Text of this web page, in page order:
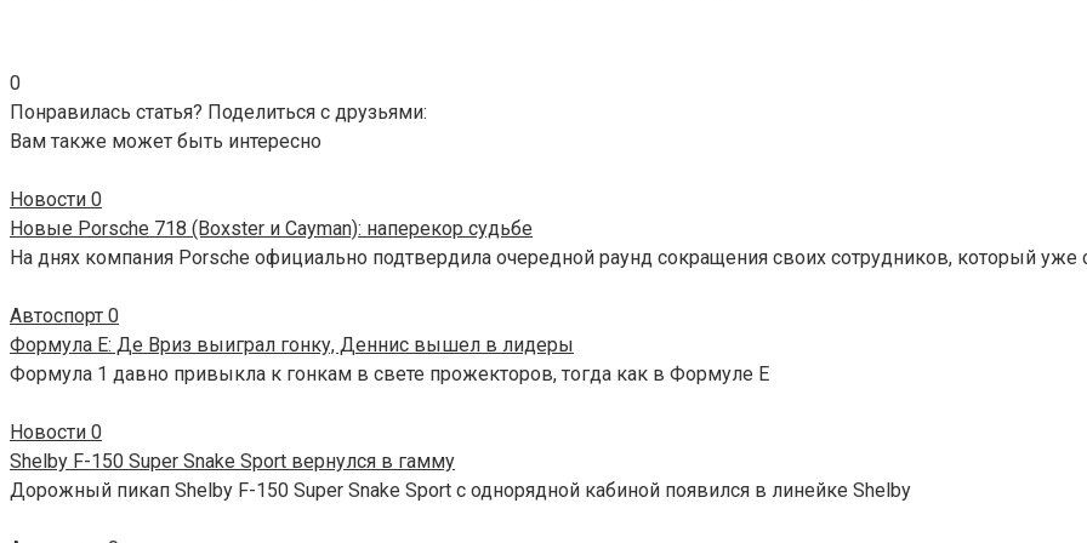
0
Понравилась статья? Поделиться с друзьями:
Вам также может быть интересно
Новости 0
Новые Porsche 718 (Boxster и Cayman): наперекор судьбе
На днях компания Porsche официально подтвердила очередной раунд сокращения своих сотрудников, который уже
Автоспорт 0
Формула E: Де Вриз выиграл гонку, Деннис вышел в лидеры
Формула 1 давно привыкла к гонкам в свете прожекторов, тогда как в Формуле E
Новости 0
Shelby F-150 Super Snake Sport вернулся в гамму
Дорожный пикап Shelby F-150 Super Snake Sport с однорядной кабиной появился в линейке Shelby